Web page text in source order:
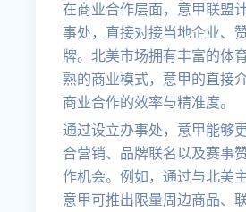
在商业合作层面，意甲联盟
事处，直接对接当地企业、
牌。北美市场拥有丰富的体
熟的商业模式，意甲的直接
商业合作的效率与精准度。
通过设立办事处，意甲能够
合营销、品牌联名以及赛事
作机会。例如，通过与北美
意甲可推出限量周边商品、